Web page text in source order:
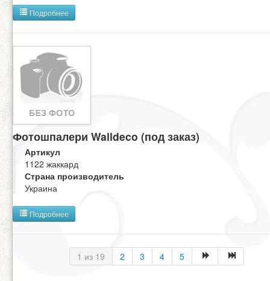
Подробнее
Фотошпалери Walldeco (под заказ)
Артикул
1122 жаккард
Страна производитель
Украина
Подробнее
1 из 19 2 3 4 5